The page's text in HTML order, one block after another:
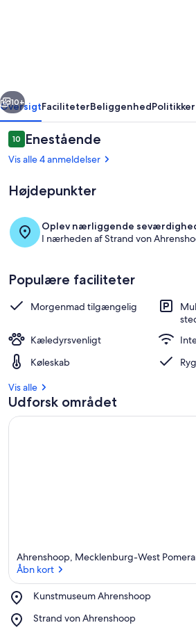
Næste
10+
OversigtFaciliteterBeliggenhedPolitikker
Anmeldelser
1010 ud af 10.
Enestående
Vis alle 4 anmeldelser
Højdepunkter
Oplev nærliggende
I nærheden af Strand von
Populære faciliteter
Morgenmad tilgængelig
Kæledyrsvenligt
Køleskab
Vis alle
Udforsk området
Ahrenshoop, Mecklenburg-West
Åbn kort
Kunstmuseum Ahrenshoop
Place,
Ahrenshoop
Strand von Ahrenshoop
Place,